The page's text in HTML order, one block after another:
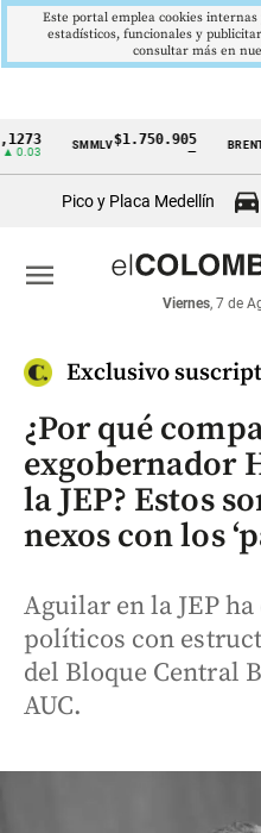
Cintillo
económicos
Colombia
SMMLV$1.750.905 BRENT
Pico y Placa Medellín
Viernes, 7 de
menu
Exclusivo
¿Por qué
exgobernador
la JEP? Estos
nexos con los
Aguilar en la JEP
políticos con
del Bloque Central
AUC.
Este portal emplea cookies
estadísticos, funcionales y
consultar más en